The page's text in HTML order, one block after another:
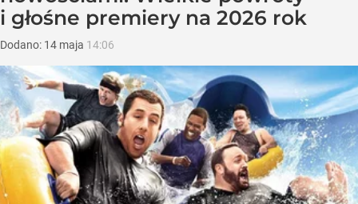
i głośne premiery na 2026 rok
Dodano: 14 maja 14:06